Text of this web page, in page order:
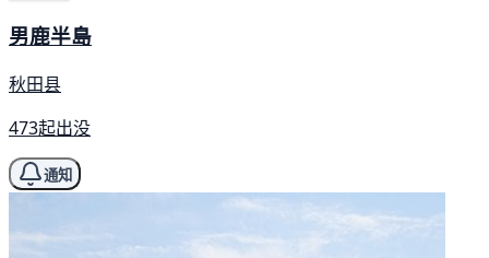
男鹿半島
秋田县
473起出没
通知